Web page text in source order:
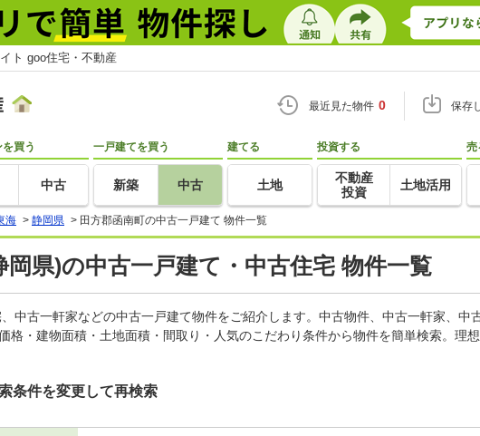
ト goo住宅・不動産
最近見た物件 0 保存
買う
中古
一戸建てを買う
新築 中古
建てる
土地
投資する
不動産
投資
土地活用
売
海 > 静岡県 > 田方郡函南町の中古一戸建て 物件一覧
岡県)の中古一戸建て・中古住宅 物件一覧
中古一軒家などの中古一戸建て物件をご紹介します。中古物件、中古一軒家、中
格・建物面積・土地面積・間取り・人気のこだわり条件から物件を簡単検索。理
条件を変更して再検索